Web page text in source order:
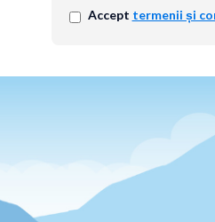
Accept termenii și